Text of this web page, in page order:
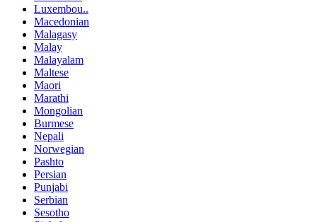
Luxembou..
Macedonian
Malagasy
Malay
Malayalam
Maltese
Maori
Marathi
Mongolian
Burmese
Nepali
Norwegian
Pashto
Persian
Punjabi
Serbian
Sesotho